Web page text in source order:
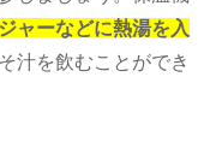
ャーなどに熱湯を入
汁を飲むことができ